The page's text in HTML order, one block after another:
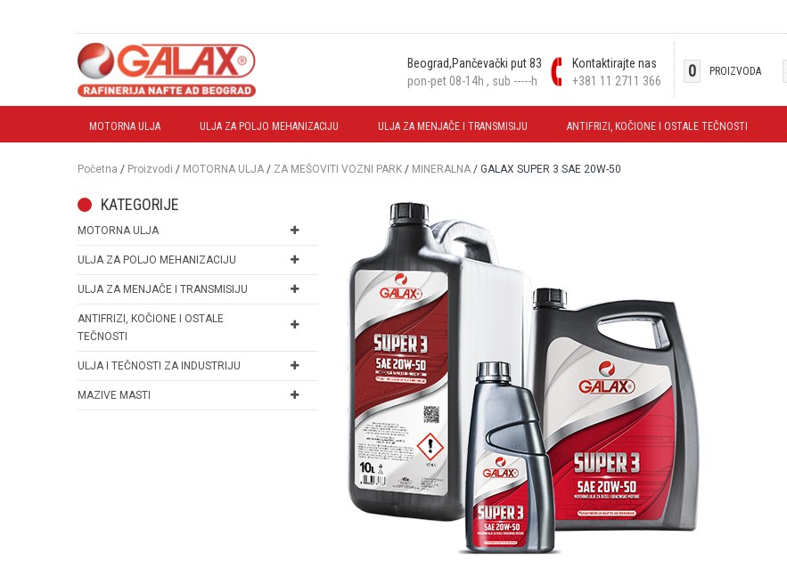
0 PROIZVODA
Beograd,Pančevački put 83
pon-pet 08-14h , sub -----h
Kontaktirajte nas
+381 11 2711 366
MOTORNA ULJA ULJA ZA POLJO MEHANIZACIJU ULJA ZA MENJAČE I TRANSMISIJU ANTIFRIZI, KOČIONE I OSTALE TEČNOSTI
Početna / Proizvodi / MOTORNA ULJA / ZA MEŠOVITI VOZNI PARK / MINERALNA / GALAX SUPER 3 SAE 20W-50
KATEGORIJE
MOTORNA ULJA
ULJA ZA POLJO MEHANIZACIJU
ULJA ZA MENJAČE I TRANSMISIJU
ANTIFRIZI, KOČIONE I OSTALE
TEČNOSTI
ULJA I TEČNOSTI ZA INDUSTRIJU
MAZIVE MASTI